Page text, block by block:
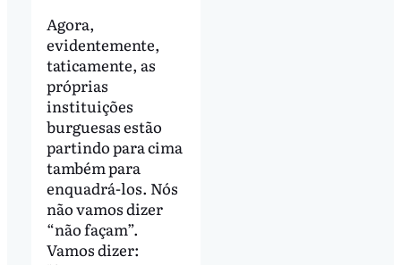
Agora,
evidentemente,
taticamente, as
próprias
instituições
burguesas estão
partindo para cima
também para
enquadrá-los. Nós
não vamos dizer
“não façam”.
Vamos dizer: